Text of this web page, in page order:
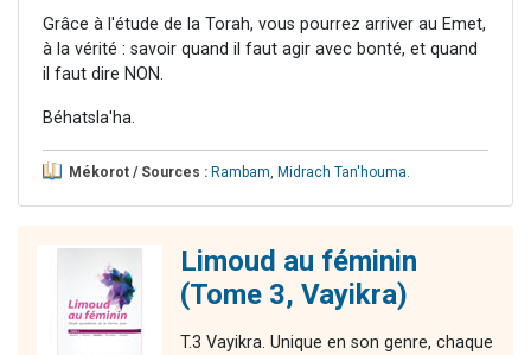
Grâce à l'étude de la Torah, vous pourrez arriver au Emet,
à la vérité : savoir quand il faut agir avec bonté, et quand
il faut dire NON.
Béhatsla'ha.
Mékorot / Sources : Rambam, Midrach Tan'houma.
Limoud au féminin
(Tome 3, Vayikra)
T.3 Vayikra. Unique en son genre, chaque